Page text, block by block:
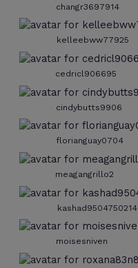
changr3697914
kelleebww77925
cedricl906695
cindybutts9906
florianguay0704
meagangrillo2
kashad9504750214
moisesniven